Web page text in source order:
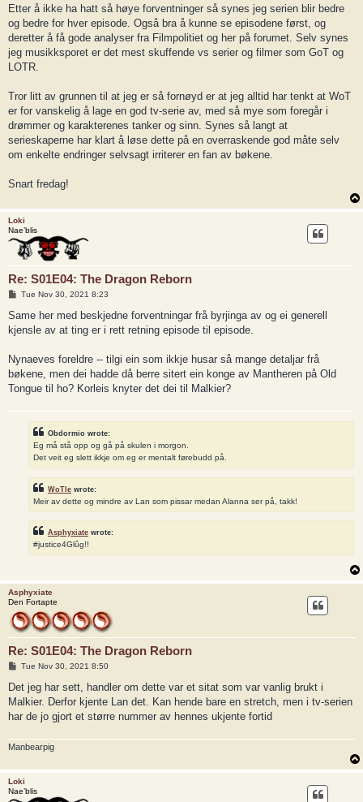
Etter å ikke ha hatt så høye forventninger så synes jeg serien blir bedre
og bedre for hver episode. Også bra å kunne se episodene først, og
deretter å få gode analyser fra Filmpolitiet og her på forumet. Selv synes
jeg musikksporet er det mest skuffende vs serier og filmer som GoT og
LOTR.
Tror litt av grunnen til at jeg er så fornøyd er at jeg alltid har tenkt at WoT
er for vanskelig å lage en god tv-serie av, med så mye som foregår i
drømmer og karakterenes tanker og sinn. Synes så langt at
serieskaperne har klart å løse dette på en overraskende god måte selv
om enkelte endringer selvsagt irriterer en fan av bøkene.
Snart fredag!
Loki
Nae’blis
Re: S01E04: The Dragon Reborn
P
s
Tue Nov 30, 2021 8:23
Same her med beskjedne forventningar frå byrjinga av og ei generell
kjensle av at ting er i rett retning episode til episode.
Nynaeves foreldre -- tilgi ein som ikkje husar så mange detaljar frå
bøkene, men dei hadde då berre sitert ein konge av Mantheren på Old
Tongue til ho? Korleis knyter det dei til Malkier?
Obdormio wrote:
Eg må stå opp og gå på skulen i morgon.
Det veit eg slett ikkje om eg er mentalt førebudd på.
WoTle wrote:
Meir av dette og mindre av Lan som pissar medan Alanna ser på, takk!
Asphyxiate wrote:
#justice4Glûg!!
Asphyxiate
Den Fortapte
Re: S01E04: The Dragon Reborn
P
s
Tue Nov 30, 2021 8:50
Det jeg har sett, handler om dette var et sitat som var vanlig brukt i
Malkier. Derfor kjente Lan det. Kan hende bare en stretch, men i tv-serien
har de jo gjort et større nummer av hennes ukjente fortid
Manbearpig
Loki
Nae’blis